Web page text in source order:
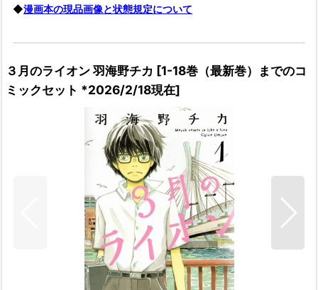
◆漫画本の現品画像と状態規定について
３月のライオン 羽海野チカ [1-18巻（最新巻）までのコ
ミックセット *2026/2/18現在]